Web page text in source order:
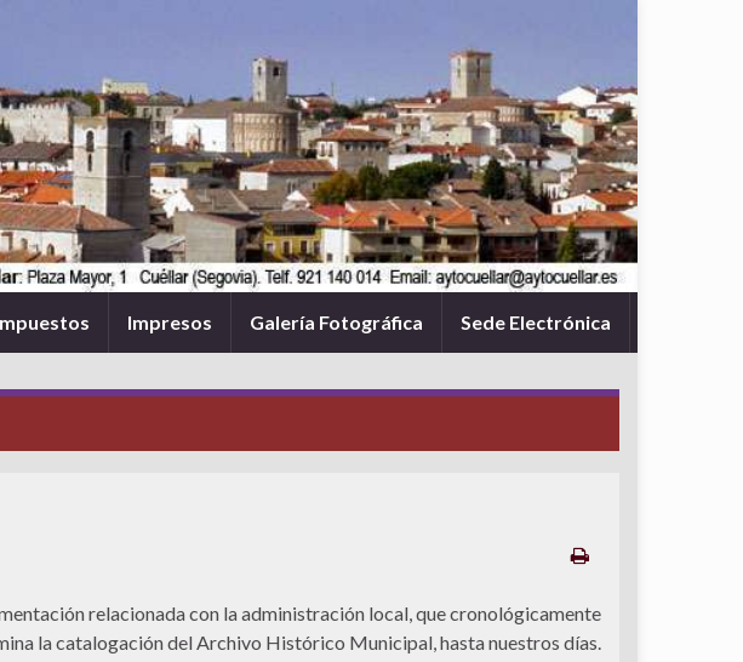
Impresos Galería Fotográfica Sede Electrónica
relacionada con la administración local, que cronológicamente
la catalogación del Archivo Histórico Municipal, hasta nuestros días.